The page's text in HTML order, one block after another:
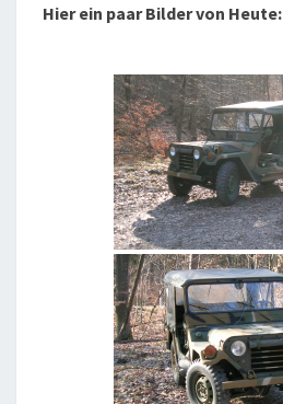
Hier ein paar Bilder von Heute: